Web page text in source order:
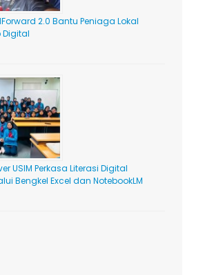
2.0 Bantu Peniaga Lokal
Digital
USIM Perkasa Literasi Digital
Bengkel Excel dan NotebookLM